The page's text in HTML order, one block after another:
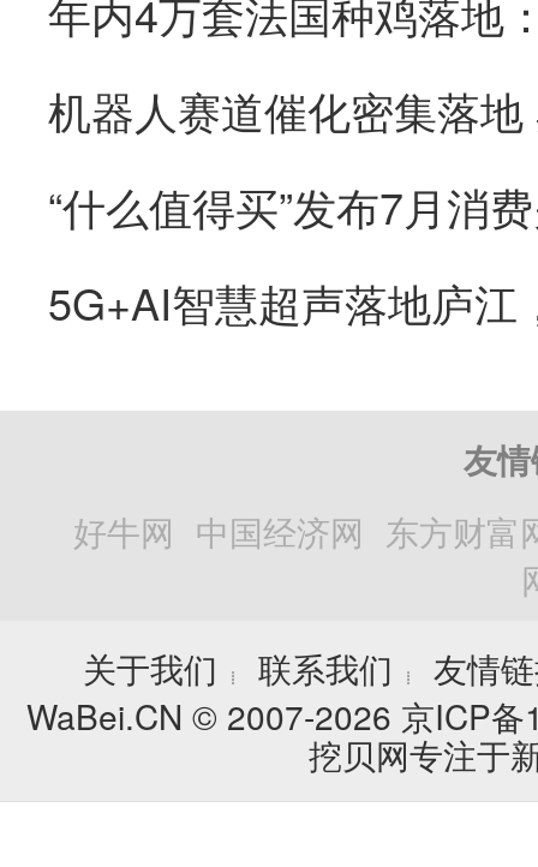
“什么值得买”发布7月消
友
好牛网 中国经济网 东方财富
关于我们
┊ 联系我们 ┊
友情
WaBei.CN © 2007-2026 京ICP
挖贝网专注于